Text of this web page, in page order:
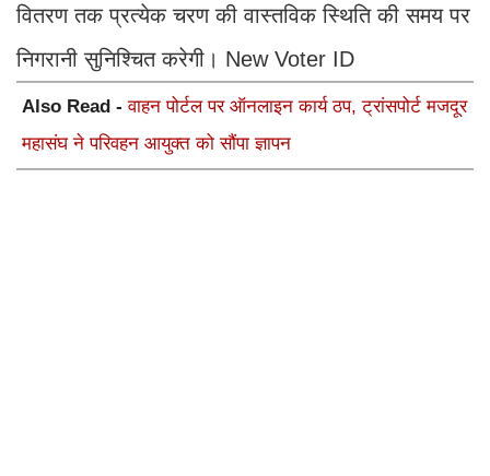
वितरण तक प्रत्येक चरण की वास्तविक स्थिति की समय पर
निगरानी सुनिश्चित करेगी। New Voter ID
Also Read -वाहन पोर्टल पर ऑनलाइन कार्य ठप, ट्रांसपोर्ट मजदूर
महासंघ ने परिवहन आयुक्त को सौंपा ज्ञापन